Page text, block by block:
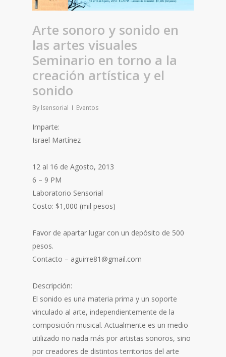
Arte sonoro y sonido en
las artes visuales
Seminario en torno a la
creación artística y el
sonido
By lsensorial Eventos
Imparte:
Israel Martínez
12 al 16 de Agosto, 2013
6 – 9 PM
Laboratorio Sensorial
Costo: $1,000 (mil pesos)
Favor de apartar lugar con un depósito de 500
pesos.
Contacto – aguirre81@gmail.com
Descripción:
El sonido es una materia prima y un soporte
vinculado al arte, independientemente de la
composición musical. Actualmente es un medio
utilizado no nada más por artistas sonoros, sino
por creadores de distintos territorios del arte